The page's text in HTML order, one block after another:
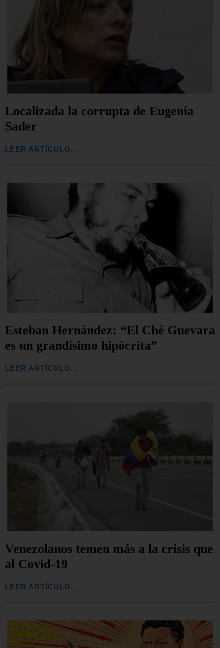
Localizada la corrupta de Eugenia
Sader
LEER ARTÍCULO...
Esteban Hernández: “El Ché Guevara
es un grandísimo hipócrita”
LEER ARTÍCULO...
Venezolanos temen más a la crisis que
al Covid-19
LEER ARTÍCULO...